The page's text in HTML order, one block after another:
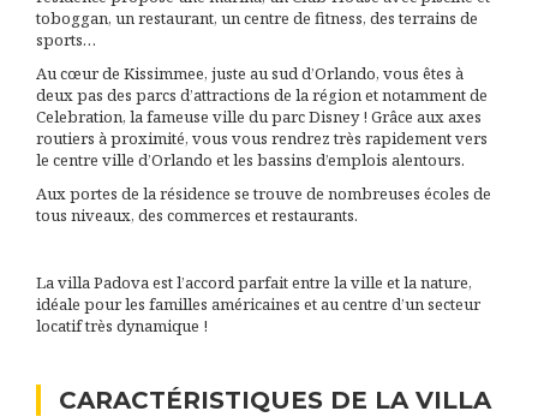
toboggan, un restaurant, un centre de fitness, des terrains de
sports…
Au cœur de Kissimmee, juste au sud d’Orlando, vous êtes à
deux pas des parcs d’attractions de la région et notamment de
Celebration, la fameuse ville du parc Disney ! Grâce aux axes
routiers à proximité, vous vous rendrez très rapidement vers
le centre ville d’Orlando et les bassins d’emplois alentours.
Aux portes de la résidence se trouve de nombreuses écoles de
tous niveaux, des commerces et restaurants.
La villa Padova est l’accord parfait entre la ville et la nature,
idéale pour les familles américaines et au centre d’un secteur
locatif très dynamique !
CARACTÉRISTIQUES DE LA VILLA